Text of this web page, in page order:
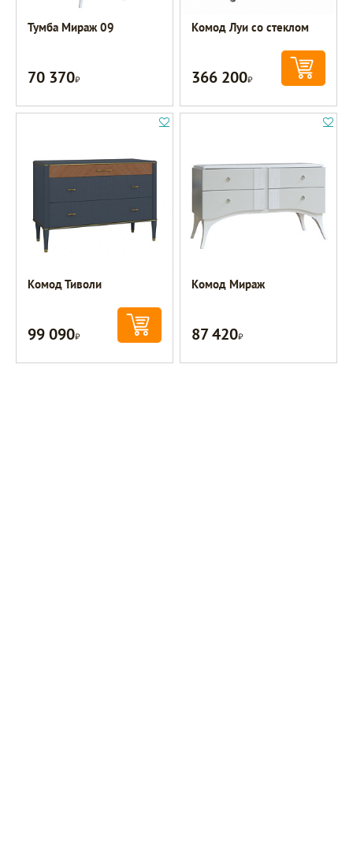
Тумба Мираж 09
70 370Р
Комод Луи со стеклом
366 200Р
Комод Тиволи
99 090Р
Комод Мираж
87 420Р